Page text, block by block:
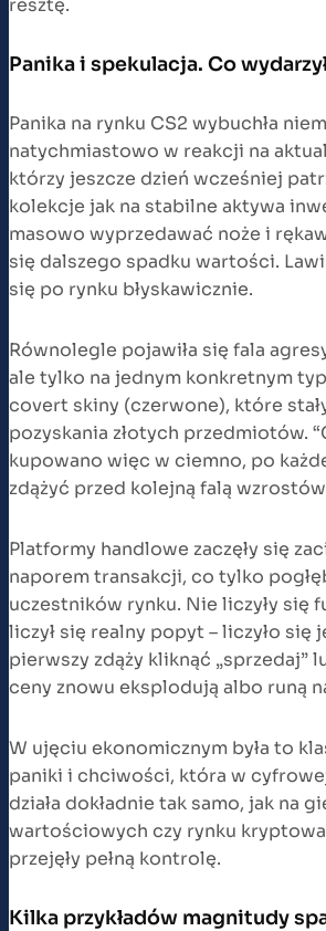
resztę.
Panika i spekulacja. Co
Panika na rynku CS2 wybuchła
natychmiastowo w reakcji na
którzy jeszcze dzień wcześniej
kolekcje jak na stabilne aktywa
masowo wyprzedawać noże i
się dalszego spadku wartości.
się po rynku błyskawicznie.
Równolegle pojawiła się fala
ale tylko na jednym konkretnym
covert skiny (czerwone), które
pozyskania złotych przedmiotów.
kupowano więc w ciemno, po
zdążyć przed kolejną falą
Platformy handlowe zaczęły się
naporem transakcji, co tylko
uczestników rynku. Nie liczyły się
liczył się realny popyt – liczyło się
pierwszy zdąży kliknąć „sprzedaj”
ceny znowu eksplodują albo runą
W ujęciu ekonomicznym była to
paniki i chciwości, która w
działa dokładnie tak samo, jak na
wartościowych czy rynku
przejęły pełną kontrolę.
Kilka przykładów magnitudy